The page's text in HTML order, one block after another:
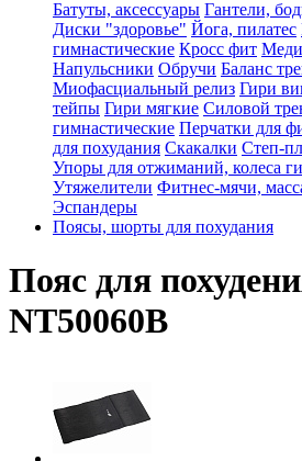
Батуты, аксессуары Гантели,
Диски "здоровье" Йога, пилатес
гимнастические Кросс фит
Напульсники Обручи Баланс
Миофасциальный релиз Гири
тейпы Гири мягкие Силовой
гимнастические Перчатки для
для похудания Скакалки Степ-
Упоры для отжиманий, колеса
Утяжелители Фитнес-мячи,
Эспандеры
Поясы, шорты для похудания
Пояс для
NT50060B